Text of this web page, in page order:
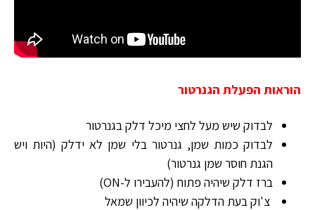
הוראות הפעלת הגנרטור
לבדוק שיש מעל לחצי מיכל דלק בגנרטור
לבדוק כמות שמן, גנרטור בלי שמן לא ידלק (היות ויש
הגנת חוסר שמן גנרטור)
ברז דלק שיהיה פתוח (להעבירו ל-ON)
צ'וק בעת הדלקה שיהיה לכיוון שמאל